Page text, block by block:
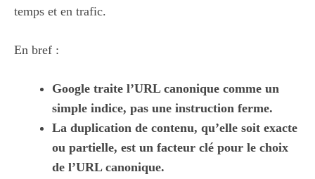
temps et en trafic.
En bref :
Google traite l’URL canonique comme un
simple indice, pas une instruction ferme.
La duplication de contenu, qu’elle soit exacte
ou partielle, est un facteur clé pour le choix
de l’URL canonique.